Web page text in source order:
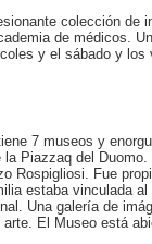
colección de
de médicos.
y el sábado y los
7 museos y
Piazzaq del Duomo.
Rospigliosi. Fue
estaba vinculada al
Una galería de
El Museo está